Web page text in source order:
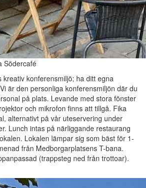
Södercafé
kreativ konferensmiljö; ha ditt egna
är den personliga konferensmiljön där du
på plats. Levande med stora fönster
och mikrofon finns att tillgå. Fika
alternativt på vår uteservering under
Lunch intas på närliggande restaurang
Lokalen lämpar sig som bäst för 1-
från Medborgarplatsens T-bana.
(trappsteg ned från trottoar).